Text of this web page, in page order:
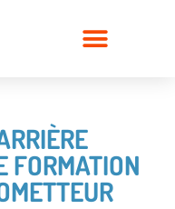
FORMATION